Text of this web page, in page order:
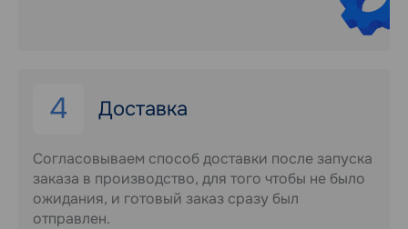
4 Доставка
Согласовываем способ доставки после запуска
заказа в производство, для того чтобы не было
ожидания, и готовый заказ сразу был
отправлен.